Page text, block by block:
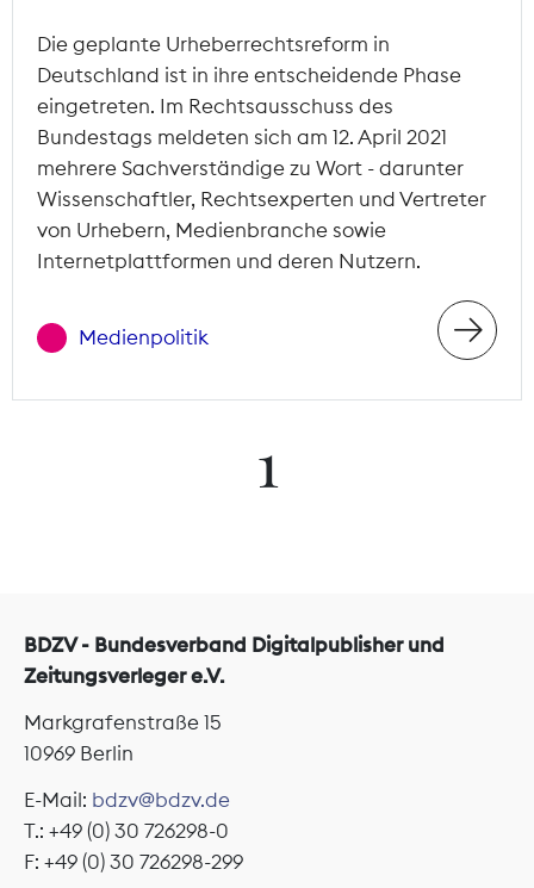
Die geplante Urheberrechtsreform in
Deutschland ist in ihre entscheidende Phase
eingetreten. Im Rechtsausschuss des
Bundestags meldeten sich am 12. April 2021
mehrere Sachverständige zu Wort - darunter
Wissenschaftler, Rechtsexperten und Vertreter
von Urhebern, Medienbranche sowie
Internetplattformen und deren Nutzern.
Medienpolitik
1
BDZV - Bundesverband Digitalpublisher und
Zeitungsverleger e.V.
Markgrafenstraße 15
10969 Berlin
E-Mail: bdzv@bdzv.de
T.: +49 (0) 30 726298-0
F: +49 (0) 30 726298-299